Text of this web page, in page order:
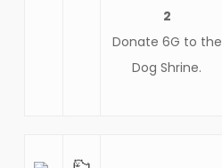
2
Donate 6G to the
Dog Shrine.